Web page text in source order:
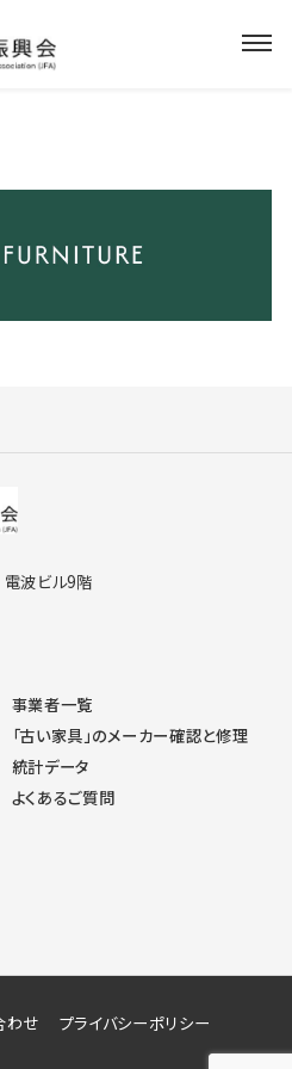
波ビル9階
事業者一覧
「古い家具」のメーカー確認と修理
統計データ
よくあるご質問
わせ
プライバシーポリシー